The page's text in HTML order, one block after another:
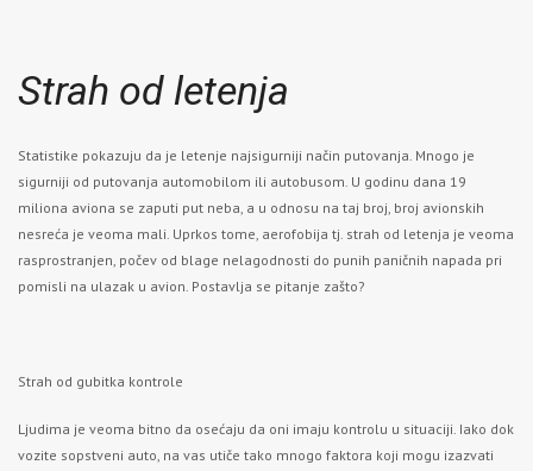
Strah od letenja
Statistike pokazuju da je letenje najsigurniji način putovanja. Mnogo je
sigurniji od putovanja automobilom ili autobusom. U godinu dana 19
miliona aviona se zaputi put neba, a u odnosu na taj broj, broj avionskih
nesreća je veoma mali. Uprkos tome, aerofobija tj. strah od letenja je veoma
rasprostranjen, počev od blage nelagodnosti do punih paničnih napada pri
pomisli na ulazak u avion. Postavlja se pitanje zašto?
Strah od gubitka kontrole
Ljudima je veoma bitno da osećaju da oni imaju kontrolu u situaciji. Iako dok
vozite sopstveni auto, na vas utiče tako mnogo faktora koji mogu izazvati